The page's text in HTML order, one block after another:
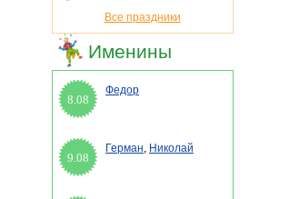
Все праздники
Именины
8.08
Федор
9.08
Герман, Николай